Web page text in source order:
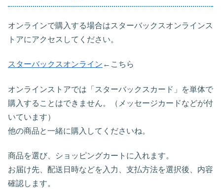
オンラインで購入する場合はスターバックスオンラインス
トアにアクセスしてください。
スターバックスオンライン ←こちら
オンラインストアでは「スターバックスカード」を単体で
購入することはできません。（メッセージカードなどが付
いています）
他の商品と一緒に購入してくださいね。
商品を選び、ショッピングカートに入れます。
お届け先、配送日時などを入力、支払方法を選択後、内容
確認します。